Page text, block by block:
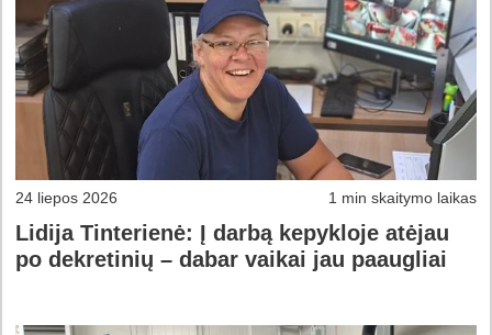
24 liepos 2026 1 min skaitymo laikas
Lidija Tinterienė: Į darbą kepykloje atėjau
po dekretinių – dabar vaikai jau paaugliai